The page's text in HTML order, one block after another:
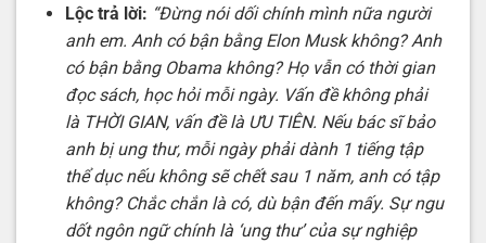
Lộc trả lời: “Đừng nói dối chính mình nữa người
anh em. Anh có bận bằng Elon Musk không? Anh
có bận bằng Obama không? Họ vẫn có thời gian
đọc sách, học hỏi mỗi ngày. Vấn đề không phải
là THỜI GIAN, vấn đề là ƯU TIÊN. Nếu bác sĩ bảo
anh bị ung thư, mỗi ngày phải dành 1 tiếng tập
thể dục nếu không sẽ chết sau 1 năm, anh có tập
không? Chắc chắn là có, dù bận đến mấy. Sự ngu
dốt ngôn ngữ chính là ‘ung thư’ của sự nghiệp